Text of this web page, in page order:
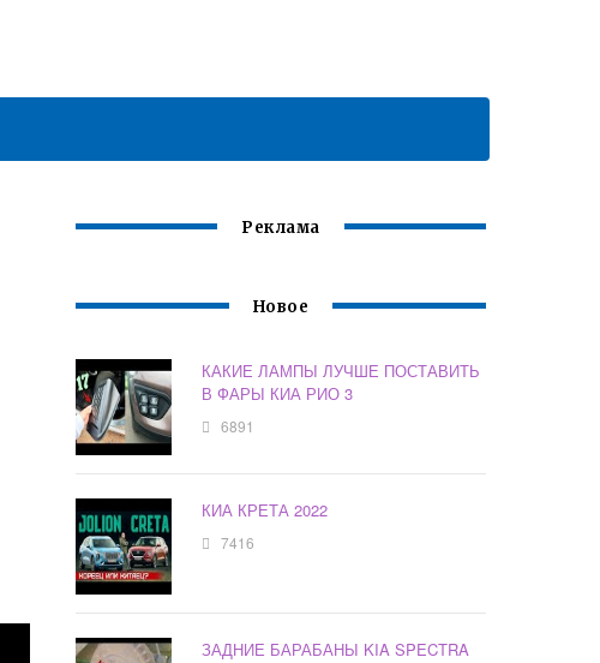
Реклама
Новое
КАКИЕ ЛАМПЫ ЛУЧШЕ ПОСТАВИТЬ
В ФАРЫ КИА РИО 3
6891
КИА КРЕТА 2022
7416
ЗАДНИЕ БАРАБАНЫ KIA SPECTRA